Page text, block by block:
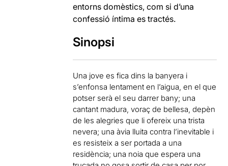
entorns domèstics, com si d’una
confessió íntima es tractés.
Sinopsi
Una jove es fica dins la banyera i
s’enfonsa lentament en l’aigua, en el que
potser serà el seu darrer bany; una
cantant madura, voraç de bellesa, depèn
de les alegries que li ofereix una trista
nevera; una àvia lluita contra l’inevitable i
es resisteix a ser portada a una
residència; una noia que espera una